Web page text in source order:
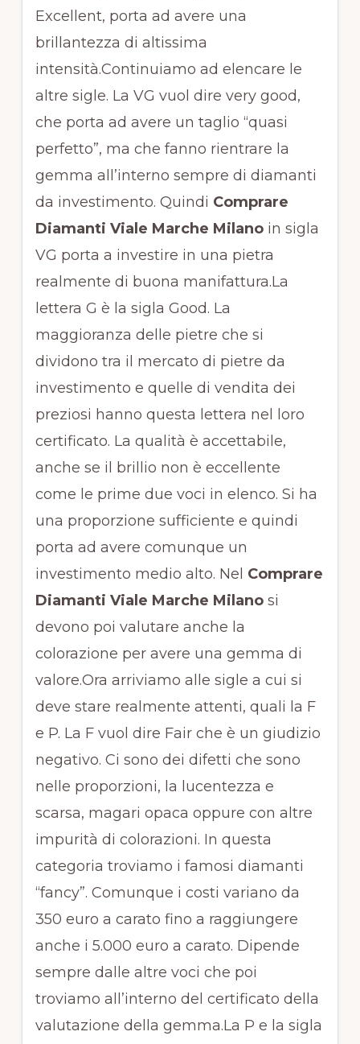
Excellent, porta ad avere una
brillantezza di altissima
intensità.Continuiamo ad elencare le
altre sigle. La VG vuol dire very good,
che porta ad avere un taglio “quasi
perfetto”, ma che fanno rientrare la
gemma all’interno sempre di diamanti
da investimento. Quindi Comprare
Diamanti Viale Marche Milanoin sigla
VG porta a investire in una pietra
realmente di buona manifattura.La
lettera G è la sigla Good. La
maggioranza delle pietre che si
dividono tra il mercato di pietre da
investimento e quelle di vendita dei
preziosi hanno questa lettera nel loro
certificato. La qualità è accettabile,
anche se il brillio non è eccellente
come le prime due voci in elenco. Si ha
una proporzione sufficiente e quindi
porta ad avere comunque un
investimento medio alto. Nel Comprare
Diamanti Viale Marche Milanosi
devono poi valutare anche la
colorazione per avere una gemma di
valore.Ora arriviamo alle sigle a cui si
deve stare realmente attenti, quali la F
e P. La F vuol dire Fair che è un giudizio
negativo. Ci sono dei difetti che sono
nelle proporzioni, la lucentezza e
scarsa, magari opaca oppure con altre
impurità di colorazioni. In questa
categoria troviamo i famosi diamanti
“fancy”. Comunque i costi variano da
350 euro a carato fino a raggiungere
anche i 5.000 euro a carato. Dipende
sempre dalle altre voci che poi
troviamo all’interno del certificato della
valutazione della gemma.La P e la sigla